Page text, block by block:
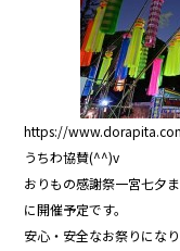
https://
うちわ協賛(^^)v
おりもの感謝祭一宮七夕
に開催予定です。
安心・安全なお祭りにな